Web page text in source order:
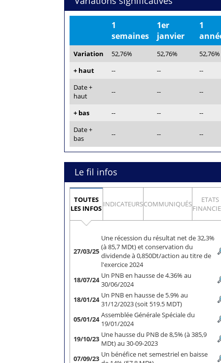
1
semaines
1er
janvier
1
Variation 52,76% 52,76%
52,76%
+ haut
-- --
--
Date +
haut
-- -- --
+ bas -- --
--
Date +
bas
-- -- --
Le fil infos
TOUTES
LES INFOS INDICATEURSCOMMUNIQUÉS
ETATS
27/03/25
Une récession du résultat net de 32,3%
(à 85,7 MDt) et conservation du
dividende à 0,850Dt/action au titre de
l'exercice 2024
18/07/24 Un PNB en hausse de 4.36% au
30/06/2024
18/01/24 Un PNB en hausse de 5.9% au
31/12/2023 (soit 519.5 MDT)
05/01/24 Assemblée Générale Spéciale du
19/01/2024
19/10/23 Une hausse du PNB de 8,5% (à 385,9
MDt) au 30-09-2023
07/09/23 Un bénéfice net semestriel en baisse